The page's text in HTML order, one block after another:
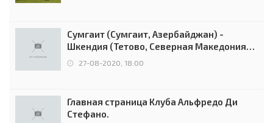
Сумгаит (Сумгаит, Азербайджан) -
Шкендия (Тетово, Северная Македония) -
0:2 (0:0)
27-08-2020, 18:00
Главная страница Клуба Альфредо Ди
Стефано.